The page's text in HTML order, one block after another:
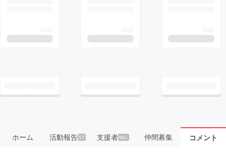
ホーム 活動報告57 支援者99+ 仲間募集 コメント